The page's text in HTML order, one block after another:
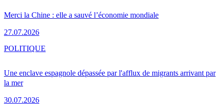
Merci la Chine : elle a sauvé l’économie mondiale
27.07.2026
Une enclave espagnole dépassée par l'afflux de migrants arrivant par
la mer
30.07.2026
POLITIQUE